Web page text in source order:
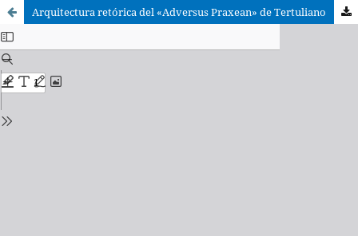
Arquitectura retórica del «Adversus Praxean» de Tertuliano